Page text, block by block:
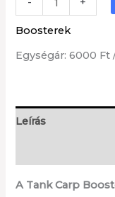
Booster
mennyiség
Boosterek
Egységár: 6000 Ft
Leírás
A Tank Carp